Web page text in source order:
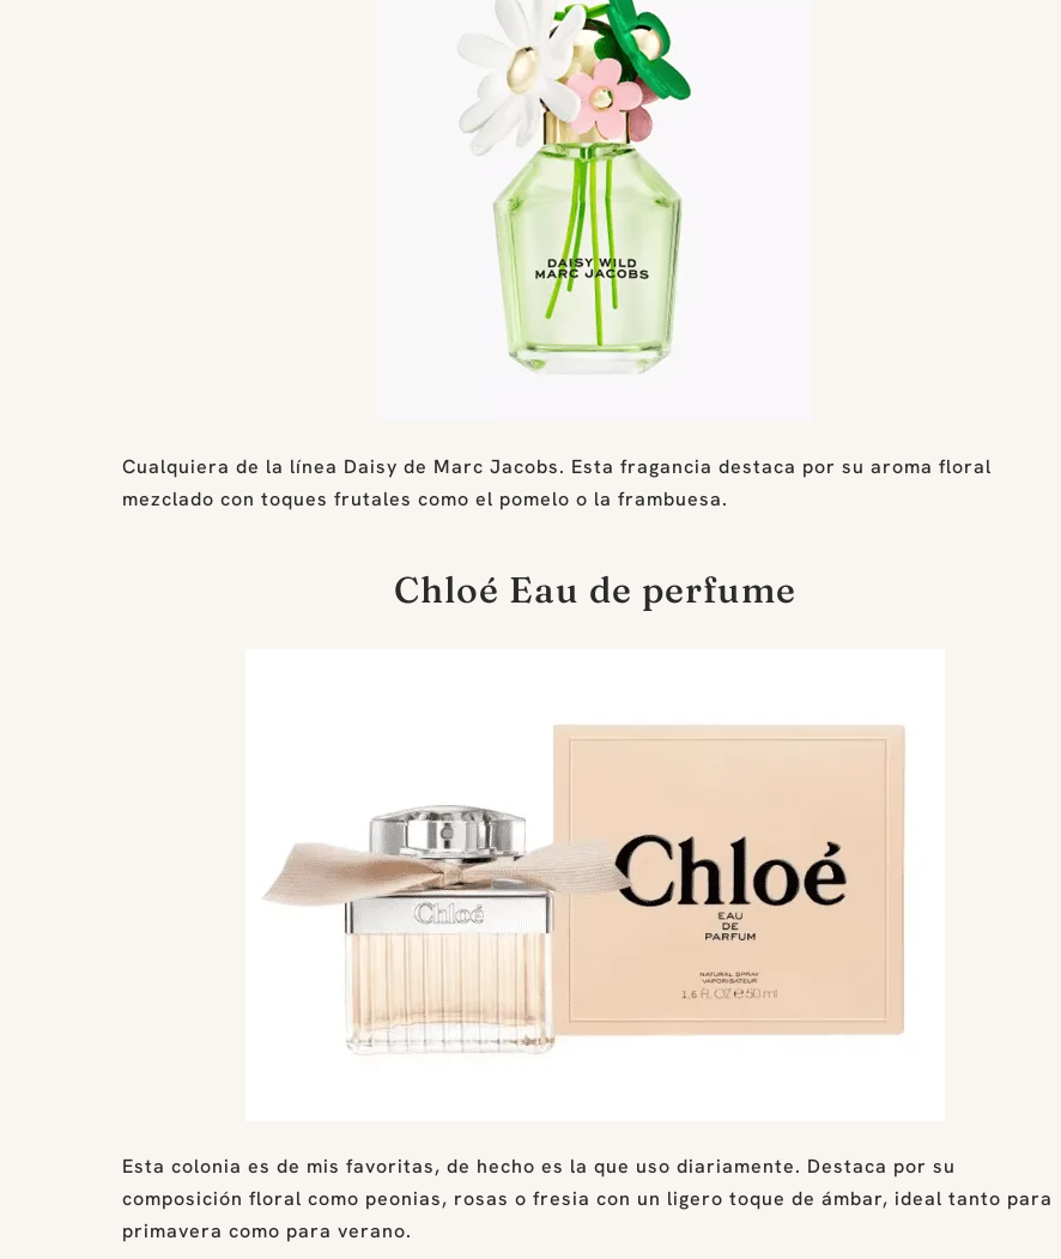
Cualquiera de la línea Daisy de Marc Jacobs. Esta fragancia destaca por su aroma floral
mezclado con toques frutales como el pomelo o la frambuesa.
Chloé Eau de perfume
Esta colonia es de mis favoritas, de hecho es la que uso diariamente. Destaca por su
composición floral como peonias, rosas o fresia con un ligero toque de ámbar, ideal tanto para
primavera como para verano.